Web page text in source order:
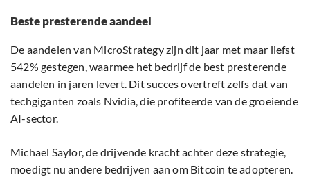
Beste presterende aandeel
De aandelen van MicroStrategy zijn dit jaar met maar liefst
542% gestegen, waarmee het bedrijf de best presterende
aandelen in jaren levert. Dit succes overtreft zelfs dat van
techgiganten zoals Nvidia, die profiteerde van de groeiende
AI-sector.
Michael Saylor, de drijvende kracht achter deze strategie,
moedigt nu andere bedrijven aan om Bitcoin te adopteren.